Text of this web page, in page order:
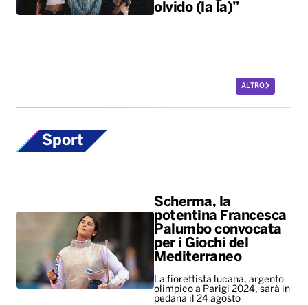
olvido (la la)”
ALTRO
Sport
Scherma, la
potentina Francesca
Palumbo convocata
per i Giochi del
Mediterraneo
La fiorettista lucana, argento
olimpico a Parigi 2024, sarà in
pedana il 24 agosto